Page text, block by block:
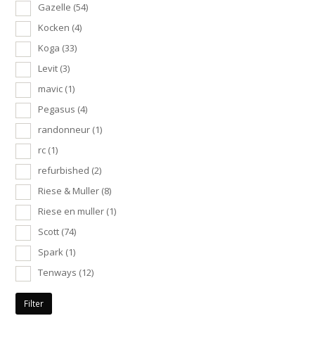
Gazelle (54)
Kocken (4)
Koga (33)
Levit (3)
mavic (1)
Pegasus (4)
randonneur (1)
rc (1)
refurbished (2)
Riese & Muller (8)
Riese en muller (1)
Scott (74)
Spark (1)
Tenways (12)
Filter